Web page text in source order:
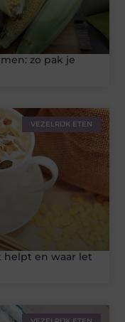
zo pak je
VEZELRIJK ETEN
helpt en waar let